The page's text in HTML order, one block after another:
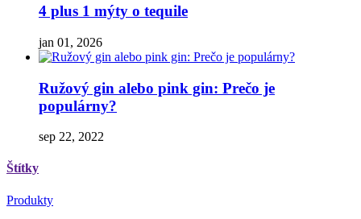
4 plus 1 mýty o tequile
jan 01, 2026
Ružový gin alebo pink gin: Prečo je
populárny?
sep 22, 2022
Štítky
Produkty